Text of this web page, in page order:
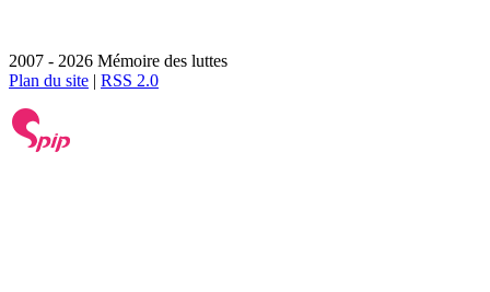
2007 - 2026 Mémoire des luttes
Plan du site | RSS 2.0